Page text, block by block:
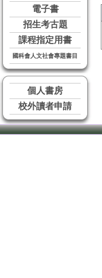
電子書
招生考古題
課程指定用書
國科會人文社會專題書目
個人書房
校外讀者申請